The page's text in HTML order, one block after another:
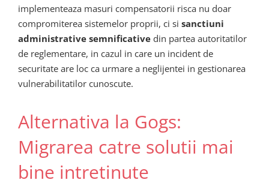
implementeaza masuri compensatorii risca nu doar
compromiterea sistemelor proprii, ci si sanctiuni
administrative semnificative din partea autoritatilor
de reglementare, in cazul in care un incident de
securitate are loc ca urmare a neglijentei in gestionarea
vulnerabilitatilor cunoscute.
Alternativa la Gogs:
Migrarea catre solutii mai
bine intretinute